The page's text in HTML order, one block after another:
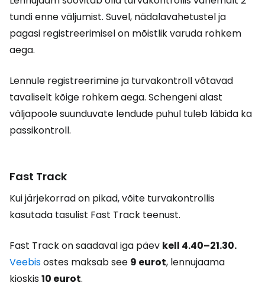
tundi enne väljumist. Suvel, nädalavahetustel ja
pagasi registreerimisel on mõistlik varuda rohkem
aega.
Lennule registreerimine ja turvakontroll võtavad
tavaliselt kõige rohkem aega. Schengeni alast
väljapoole suunduvate lendude puhul tuleb läbida ka
passikontroll.
Fast Track
Kui järjekorrad on pikad, võite turvakontrollis
kasutada tasulist Fast Track teenust.
Fast Track on saadaval iga päev kell 4.40–21.30.
Veebisostes maksab see 9 eurot, lennujaama
kioskis10 eurot.